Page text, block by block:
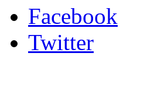
Facebook
Twitter